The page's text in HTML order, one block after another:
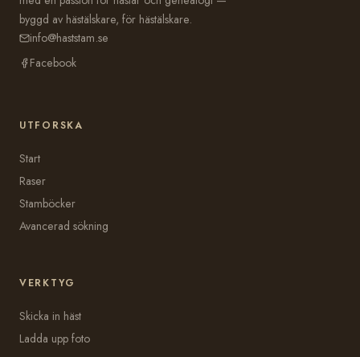
byggd av hästälskare, för hästälskare.
info@haststam.se
Facebook
UTFORSKA
Start
Raser
Stamböcker
Avancerad sökning
VERKTYG
Skicka in häst
Ladda upp foto